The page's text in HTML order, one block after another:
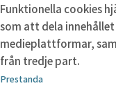
Funktionella cookies
som att dela
medieplattformar,
från tredje part.
Prestanda